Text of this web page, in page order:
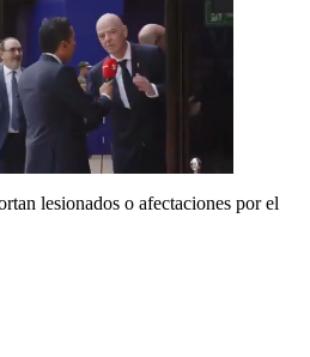
lesionados o afectaciones por el